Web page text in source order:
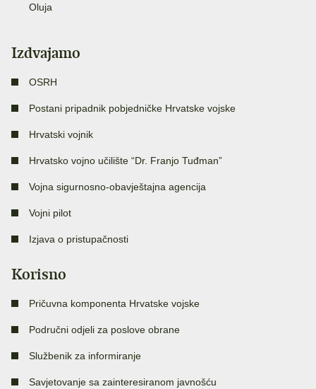
Oluja
Izdvajamo
OSRH
Postani pripadnik pobjedničke Hrvatske vojske
Hrvatski vojnik
Hrvatsko vojno učilište “Dr. Franjo Tuđman”
Vojna sigurnosno-obavještajna agencija
Vojni pilot
Izjava o pristupačnosti
Korisno
Pričuvna komponenta Hrvatske vojske
Područni odjeli za poslove obrane
Službenik za informiranje
Savjetovanje sa zainteresiranom javnošću